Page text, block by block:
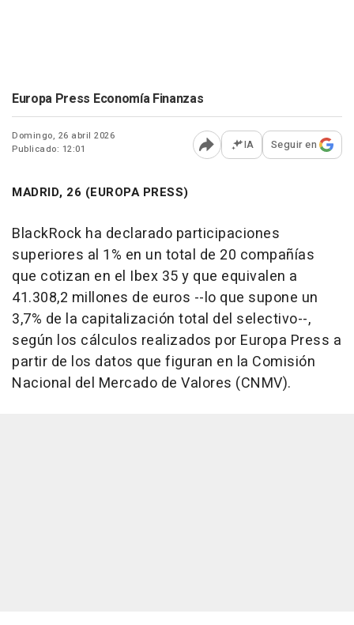
Europa Press Economía Finanzas
Domingo, 26 abril 2026
Publicado: 12:01
Abrir opciones para
IA Seguir en
MADRID, 26 (EUROPA PRESS)
BlackRock ha declarado participaciones
superiores al 1% en un total de 20 compañías
que cotizan en el Ibex 35 y que equivalen a
41.308,2 millones de euros --lo que supone un
3,7% de la capitalización total del selectivo--,
según los cálculos realizados por Europa Press a
partir de los datos que figuran en la Comisión
Nacional del Mercado de Valores (CNMV).